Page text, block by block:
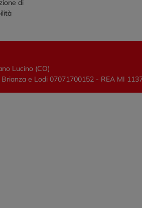
di
Lucino (CO)
Brianza e Lodi 07071700152 - REA MI